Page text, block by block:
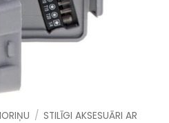
/ STILĪGI AKSESUĀRI AR